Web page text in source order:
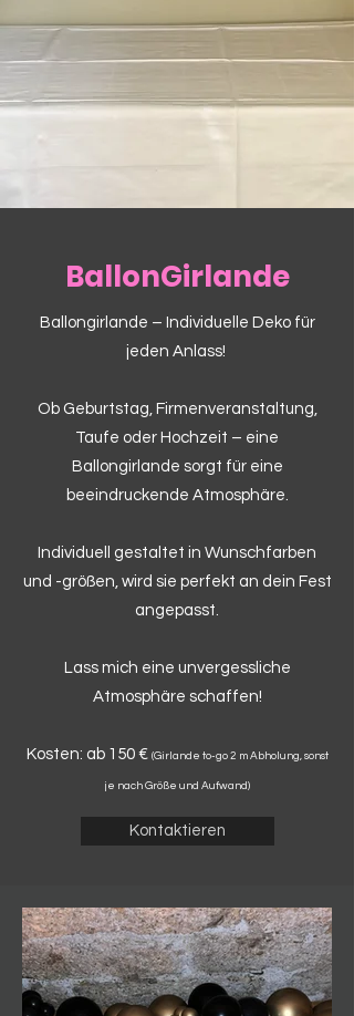
BallonGirlande
Ballongirlande – Individuelle Deko für
jeden Anlass!
Ob Geburtstag, Firmenveranstaltung,
Taufe oder Hochzeit – eine
Ballongirlande sorgt für eine
beeindruckende Atmosphäre.
Individuell gestaltet in Wunschfarben
und -größen, wird sie perfekt an dein Fest
angepasst.
Lass mich eine unvergessliche
Atmosphäre schaffen!
Kosten: ab 150 € (Girlande to-go 2 m Abholung, sonst
je nach Größe und Aufwand)
Kontaktieren